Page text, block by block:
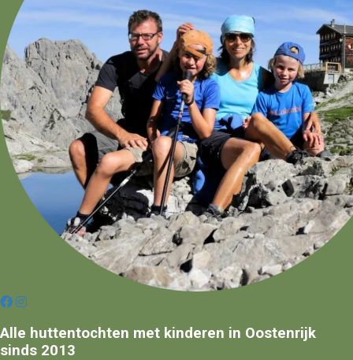
Alle huttentochten met kinderen in Oostenrijk
sinds 2013